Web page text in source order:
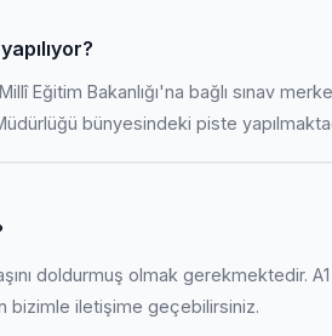
Eğitim Bakanlığı'na bağlı sınav
bünyesindeki piste
doldurmuş olmak gerekmektedir.
bizimle iletişime geçebilirsiniz.